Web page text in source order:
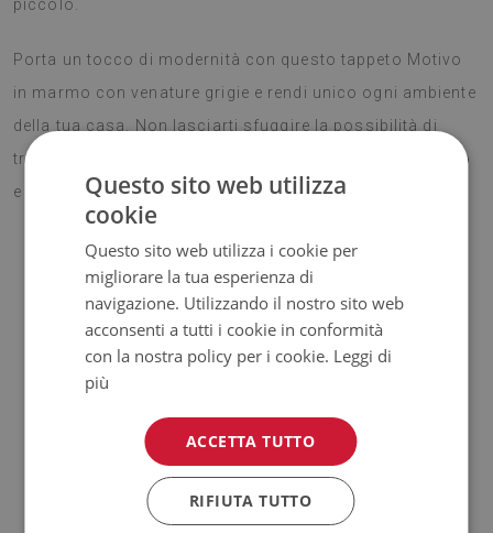
piccolo.
Porta un tocco di modernità con questo tappeto Motivo
in marmo con venature grigie e rendi unico ogni ambiente
della tua casa. Non lasciarti sfuggire la possibilità di
trasformare i tuoi spazi con un complemento decorativo
e pratico, pensato per durare nel tempo!
Vantaggi del nostro tappeto
sono sicuri e stabili su vari tipi di superfici, come il legno o le
piastrelle. La parte inferiore è rivestita di silicone per evitare
scivolamenti e aumentare il comfort di utilizzo. Prima di
posizionare il tappeto, assicurarsi che la superficie sia liscia,
Questo sito web utilizza
cookie
Questo sito web utilizza i cookie per
migliorare la tua esperienza di
navigazione. Utilizzando il nostro sito web
acconsenti a tutti i cookie in conformità
con la nostra policy per i cookie. Leggi di
più
ACCETTA TUTTO
RIFIUTA TUTTO